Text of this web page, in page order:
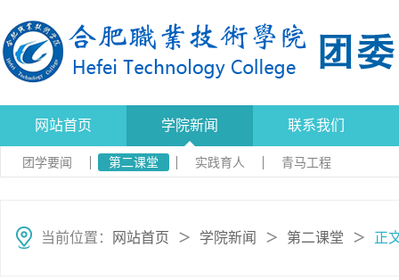
网站首页 学院新闻 联系我们
团学要闻 第二课堂 实践育人 青马工程
当前位置： 网站首页 ＞ 学院新闻 ＞ 第二课堂 ＞ 正